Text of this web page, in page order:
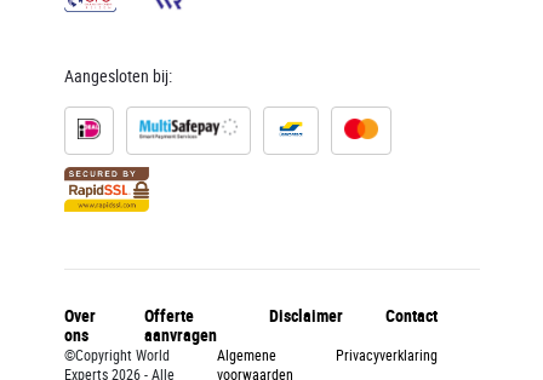
Aangesloten bij:
Over
ons
Offerte
aanvragen
Disclaimer Contact
©Copyright World
Experts 2026 - Alle
Algemene
voorwaarden
Privacyverklaring